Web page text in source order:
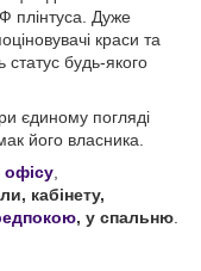
плінтуса. Дуже
краси та
статус будь-якого
єдиному погляді
його власника.
офісу,
кабінету,
, у спальню.